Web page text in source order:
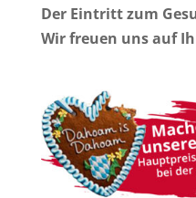
Der Eintritt zum
Wir freuen uns auf